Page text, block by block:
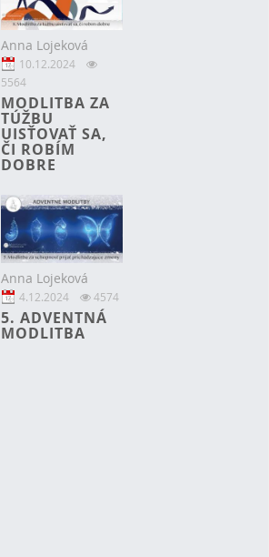
Anna Lojeková
10.12.2024
5564
MODLITBA ZA
TÚŽBU
UISŤOVAŤ SA,
ČI ROBÍM
DOBRE
Anna Lojeková
4.12.2024 4574
5. ADVENTNÁ
MODLITBA